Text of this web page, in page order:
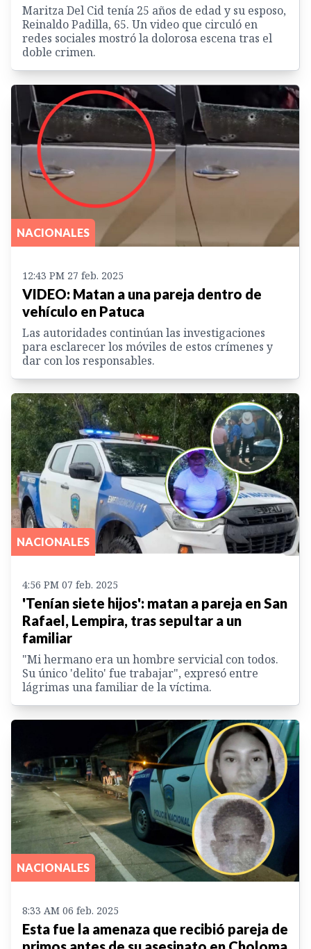
Maritza Del Cid tenía 25 años de edad y su esposo,
Reinaldo Padilla, 65. Un video que circuló en
redes sociales mostró la dolorosa escena tras el
doble crimen.
NACIONALES
12:43 PM 27 feb. 2025
VIDEO: Matan a una pareja dentro de
vehículo en Patuca
Las autoridades continúan las investigaciones
para esclarecer los móviles de estos crímenes y
dar con los responsables.
NACIONALES
4:56 PM 07 feb. 2025
'Tenían siete hijos': matan a pareja en San
Rafael, Lempira, tras sepultar a un
familiar
"Mi hermano era un hombre servicial con todos.
Su único 'delito' fue trabajar", expresó entre
lágrimas una familiar de la víctima.
NACIONALES
8:33 AM 06 feb. 2025
Esta fue la amenaza que recibió pareja de